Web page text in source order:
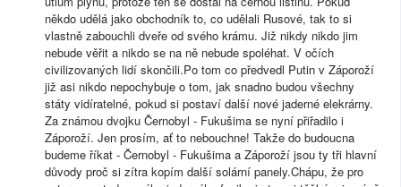
někdo udělá jako obchodník to, co udělali Rusové, tak to si
vlastně zabouchli dveře od svého krámu. Již nikdy nikdo jim
nebude věřit a nikdo se na ně nebude spoléhat. V očích
civilizovaných lidí skončili.Po tom co předvedl Putin v Záporoží
již asi nikdo nepochybuje o tom, jak snadno budou všechny
státy vidíratelné, pokud si postaví další nové jaderné elekrárny.
Za známou dvojku Černobyl - Fukušima se nyní přiřadilo i
Záporoží. Jen prosím, ať to nebouchne! Takže do budoucna
budeme říkat - Černobyl - Fukušima a Záporoží jsou ty tři hlavní
důvody proč si zítra kopím další solární panely.Chápu, že pro